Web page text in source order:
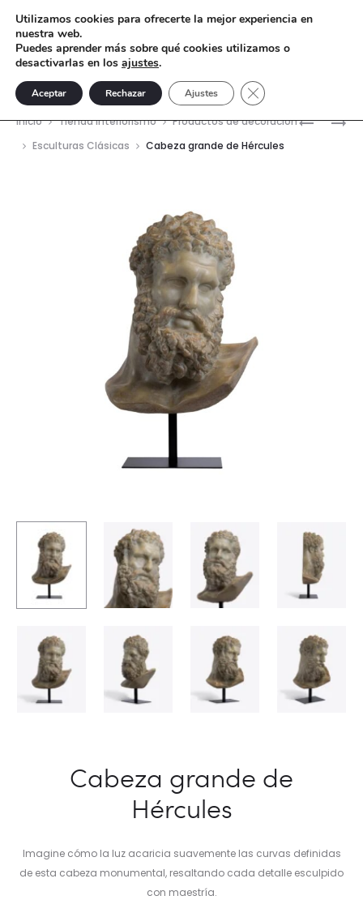
MESA
TORSO
Inicio Tienda interiorismo
Productos de decoración
Esculturas Clásicas
Cabeza grande de Hércules
Cabeza grande de
Hércules
Imagine cómo la luz acaricia suavemente las curvas definidas
de esta cabeza monumental, resaltando cada detalle esculpido
con maestría.
Utilizamos cookies para ofrecerte la mejor experiencia en
nuestra web.
Puedes aprender más sobre qué cookies utilizamos o
desactivarlas en los ajustes.
Aceptar Rechazar Ajustes Cerrar el banner de